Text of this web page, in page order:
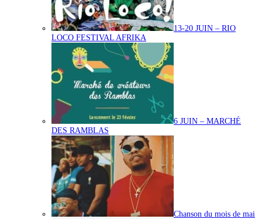
13-20 JUIN – RIO
LOCO FESTIVAL AFRIKA
6 JUIN – MARCHÉ
DES RAMBLAS
Chanson du mois de mai